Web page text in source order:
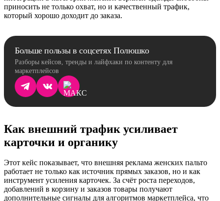
приносить не только охват, но и качественный трафик,
который хорошо доходит до заказа.
Больше пользы в соцсетях Полюшко
Разборы кейсов, тренды и лайфхаки по контенту для
маркетплейсов
Как внешний трафик усиливает
карточки и органику
Этот кейс показывает, что внешняя реклама женских пальто
работает не только как источник прямых заказов, но и как
инструмент усиления карточек. За счёт роста переходов,
добавлений в корзину и заказов товары получают
дополнительные сигналы для алгоритмов маркетплейса, что